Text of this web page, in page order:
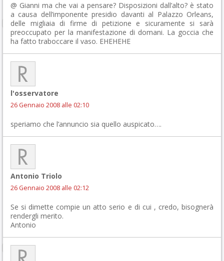
@ Gianni ma che vai a pensare? Disposizioni dall’alto? è stato
a causa dell’imponente presidio davanti al Palazzo Orleans,
delle migliaia di firme di petizione e sicuramente si sarà
preoccupato per la manifestazione di domani. La goccia che
ha fatto traboccare il vaso. EHEHEHE
l'osservatore
26 Gennaio 2008 alle 02:10
speriamo che l’annuncio sia quello auspicato….
Antonio Triolo
26 Gennaio 2008 alle 02:12
Se si dimette compie un atto serio e di cui , credo, bisognerà
rendergli merito.
Antonio